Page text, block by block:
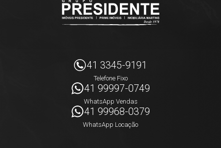
41 3345-9191
Telefone Fixo
41 99997-0749
WhatsApp Vendas
41 99968-0379
WhatsApp Locação